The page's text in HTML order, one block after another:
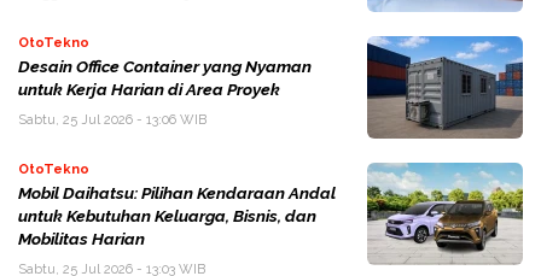
OtoTekno
Desain Office Container yang Nyaman
untuk Kerja Harian di Area Proyek
Sabtu, 25 Jul 2026 - 13:06 WIB
OtoTekno
Mobil Daihatsu: Pilihan Kendaraan Andal
untuk Kebutuhan Keluarga, Bisnis, dan
Mobilitas Harian
Sabtu, 25 Jul 2026 - 13:03 WIB